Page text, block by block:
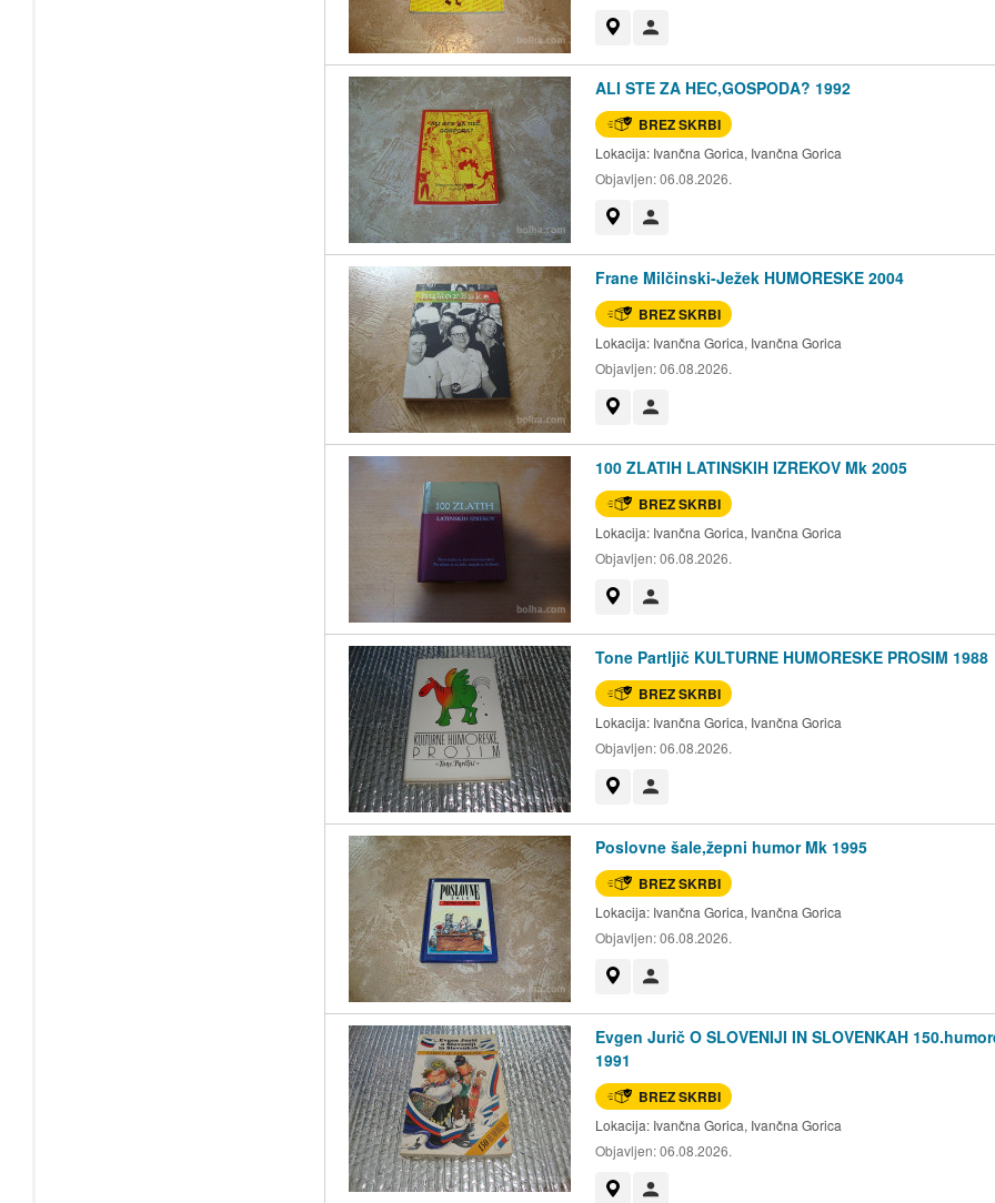
ALI STE ZA HEC,GOSPODA? 1992
BREZ SKRBI
Lokacija: Ivančna Gorica, Ivančna Gorica
Objavljen:06.08.2026.
Frane Milčinski-Ježek HUMORESKE 2004
BREZ SKRBI
Lokacija: Ivančna Gorica, Ivančna Gorica
Objavljen:06.08.2026.
100 ZLATIH LATINSKIH IZREKOV Mk 2005
BREZ SKRBI
Lokacija: Ivančna Gorica, Ivančna Gorica
Objavljen:06.08.2026.
Tone Partljič KULTURNE HUMORESKE PROSIM 1988
BREZ SKRBI
Lokacija: Ivančna Gorica, Ivančna Gorica
Objavljen:06.08.2026.
Poslovne šale,žepni humor Mk 1995
BREZ SKRBI
Lokacija: Ivančna Gorica, Ivančna Gorica
Objavljen:06.08.2026.
Evgen Jurič O SLOVENIJI IN SLOVENKAH
1991
BREZ SKRBI
Lokacija: Ivančna Gorica, Ivančna Gorica
Objavljen:06.08.2026.